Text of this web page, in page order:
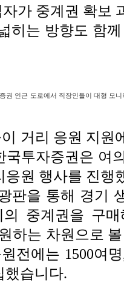
가 중계권 확보
히는 방향도 함
권 인근 도로에서 직장인들이 대형 모
거리 응원 지원
국투자증권은 여
응원 행사를 진행
판을 통해 경기
중계권을 구
하는 차원으로
전에는 1500여
했습니다.